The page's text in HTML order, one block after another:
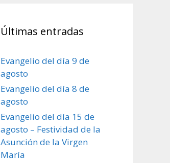
Últimas entradas
Evangelio del día 9 de
agosto
Evangelio del día 8 de
agosto
Evangelio del día 15 de
agosto – Festividad de la
Asunción de la Virgen
María